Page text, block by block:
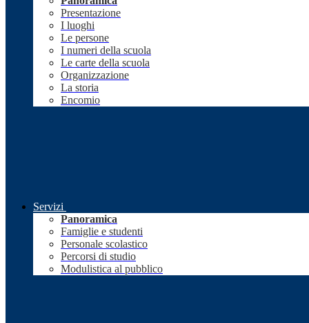
Presentazione
I luoghi
Le persone
I numeri della scuola
Le carte della scuola
Organizzazione
La storia
Encomio
Servizi
Panoramica
Famiglie e studenti
Personale scolastico
Percorsi di studio
Modulistica al pubblico